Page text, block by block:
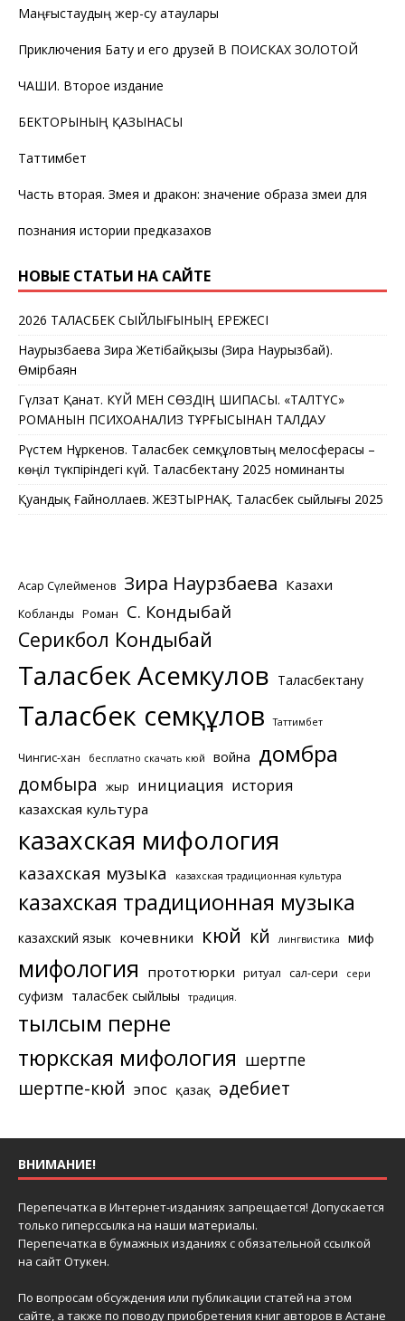
Маңғыстаудың жер-су атаулары
Приключения Бату и его друзей В ПОИСКАХ ЗОЛОТОЙ
ЧАШИ. Второе издание
БЕКТОРЫНЫҢ ҚАЗЫНАСЫ
Таттимбет
Часть вторая. Змея и дракон: значение образа змеи для
познания истории предказахов
НОВЫЕ СТАТЬИ НА САЙТЕ
2026 ТАЛАСБЕК СЫЙЛЫҒЫНЫҢ ЕРЕЖЕСІ
Наурызбаева Зира Жетібайқызы (Зира Наурызбай).
Өмірбаян
Гүлзат Қанат. КҮЙ МЕН СӨЗДІҢ ШИПАСЫ. «ТАЛТҮС»
РОМАНЫН ПСИХОАНАЛИЗ ТҰРҒЫСЫНАН ТАЛДАУ
Рүстем Нұркенов. Таласбек Әсемқұловтың мелосферасы –
көңіл түкпіріндегі күй. Таласбектану 2025 номинанты
Қуандық Ғайноллаев. ЖЕЗТЫРНАҚ. Таласбек сыйлығы 2025
Асқар Сүлейменов Зира Наурзбаева Казахи
Кобланды Роман С. Кондыбай
Серикбол Кондыбай
Таласбек Асемкулов Таласбектану
Таласбек Әсемқұлов Таттимбет
Чингис-хан бесплатно скачать кюй война домбра
домбыра жыр инициация история
казахская культура
казахская мифология
казахская музыка казахская традиционная культура
казахская традиционная музыка
казахский язык кочевники кюй күй лингвистика миф
мифология прототюрки ритуал сал-сери сери
суфизм таласбек сыйлығы традиция.
тылсым перне
тюркская мифология шертпе
шертпе-кюй эпос қазақ әдебиет
ВНИМАНИЕ!
Перепечатка в Интернет-изданиях запрещается! Допускается
только гиперссылка на наши материалы.
Перепечатка в бумажных изданиях с обязательной ссылкой
на сайт Отукен.
По вопросам обсуждения или публикации статей на этом
сайте, а также по поводу приобретения книг авторов в Астане